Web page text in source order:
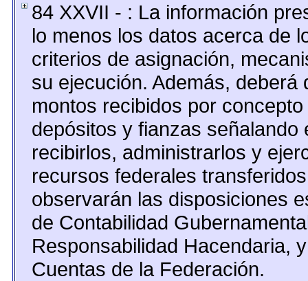
84 XXVII - : La información
lo menos los datos acerca de
criterios de asignación,
su ejecución. Además,
montos recibidos por
depósitos y fianzas
recibirlos, administrarlos y
recursos federales
observarán las disposiciones
de Contabilidad
Responsabilidad Hacendaria,
Cuentas de la Federación.